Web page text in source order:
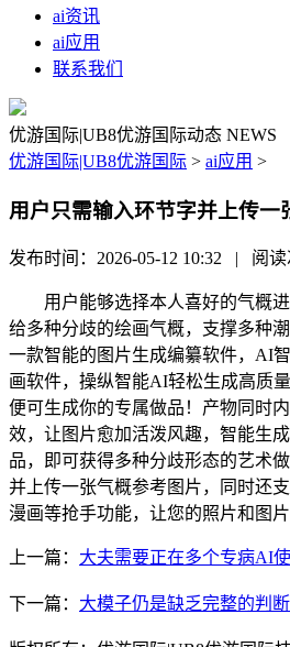
ai资讯
ai应用
联系我们
优游国际|UB8优游国际动态 NEWS
优游国际|UB8优游国际 > ai应用 >
用户只需输入环节字并上传一
发布时间：2026-05-12 10:32 | 阅读
用户能够选择本人喜好的气概进
给多种分歧的绘画气概，支撑多种
一款智能的图片生成编纂软件，AI
画软件，操纵智能AI轻松生成高质
便可生成你的专属做品！产物同时
效，让图片愈加活泼风趣，智能生
品，即可获得多种分歧形态的艺术
并上传一张气概参考图片，同时还
漫画等抢手功能，让您的照片和图片
上一篇： 大夫需要正在多个专病AI
下一篇： 大模子仍是缺乏完整的判